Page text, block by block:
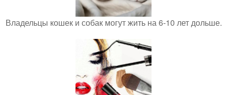
Владельцы кошек и собак могут жить на 6-10 лет дольше.